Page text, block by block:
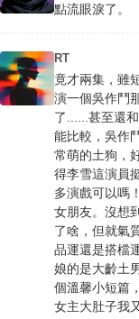
點流眼淚了。
RT
竟才兩集，雖
演一個吳作鬥
了......甚至還
能比較，吳作
常萌的土狗，
得李雪這演員
多演戲可以嗎
女朋友。沒想
了啥，但就氣
品運還是搭檔
娘的是大齡土
個溫馨小短篇
女主大肚子我